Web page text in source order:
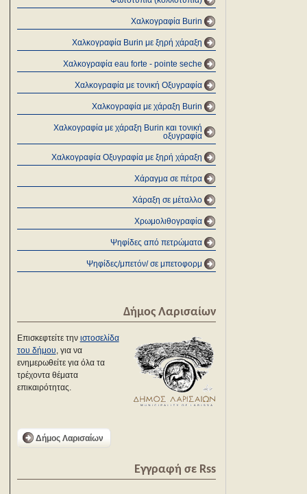
Χαλκογραφία Burin
Χαλκογραφία Burin με ξηρή χάραξη
Χαλκογραφία eau forte - pointe seche
Χαλκογραφία με τονική Οξυγραφία
Χαλκογραφία με χάραξη Burin
Χαλκογραφία με χάραξη Burin και τονική
οξυγραφία
Χαλκογραφία Οξυγραφία με ξηρή χάραξη
Χάραγμα σε πέτρα
Χάραξη σε μέταλλο
Χρωμολιθογραφία
Ψηφίδες από πετρώματα
Ψηφίδες/μπετόν/ σε μπετοφορμ
Δήμος Λαρισαίων
Επισκεφτείτε την ιστοσελίδα
του δήμου, για να
ενημερωθείτε για όλα τα
τρέχοντα θέματα
επικαιρότητας.
Δήμος Λαρισαίων
Εγγραφή σε Rss